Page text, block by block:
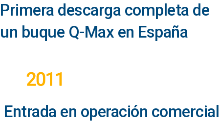
Primera descarga completa de
un buque Q-Max en España
Entrada en operación comercial